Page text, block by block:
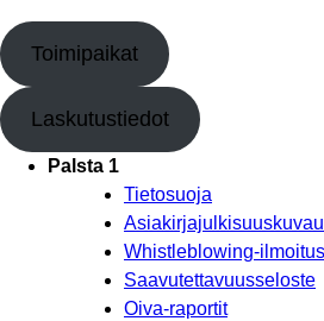
Toimipaikat
Laskutustiedot
Palsta 1
Tietosuoja
Whistleblowing-
Saavutettavuusseloste
Oiva-raportit